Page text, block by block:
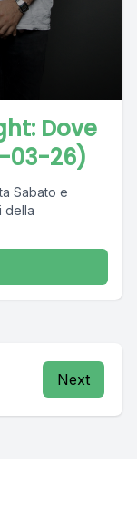
Dove
03-26)
Sabato e
della
Next